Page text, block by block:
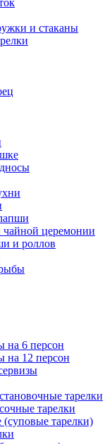
и стаканы
чайной церемонии
и роллов
на 6 персон
на 12 персон
тарелки
тарелки
(суповые тарелки)